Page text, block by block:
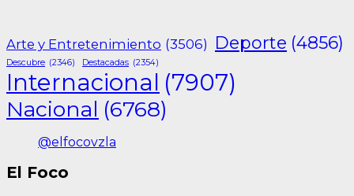
Arte y Entretenimiento (3506) Deporte (4856)
Descubre (2346) Destacadas (2354)
Internacional (7907)
Nacional (6768)
@elfocovzla
El Foco